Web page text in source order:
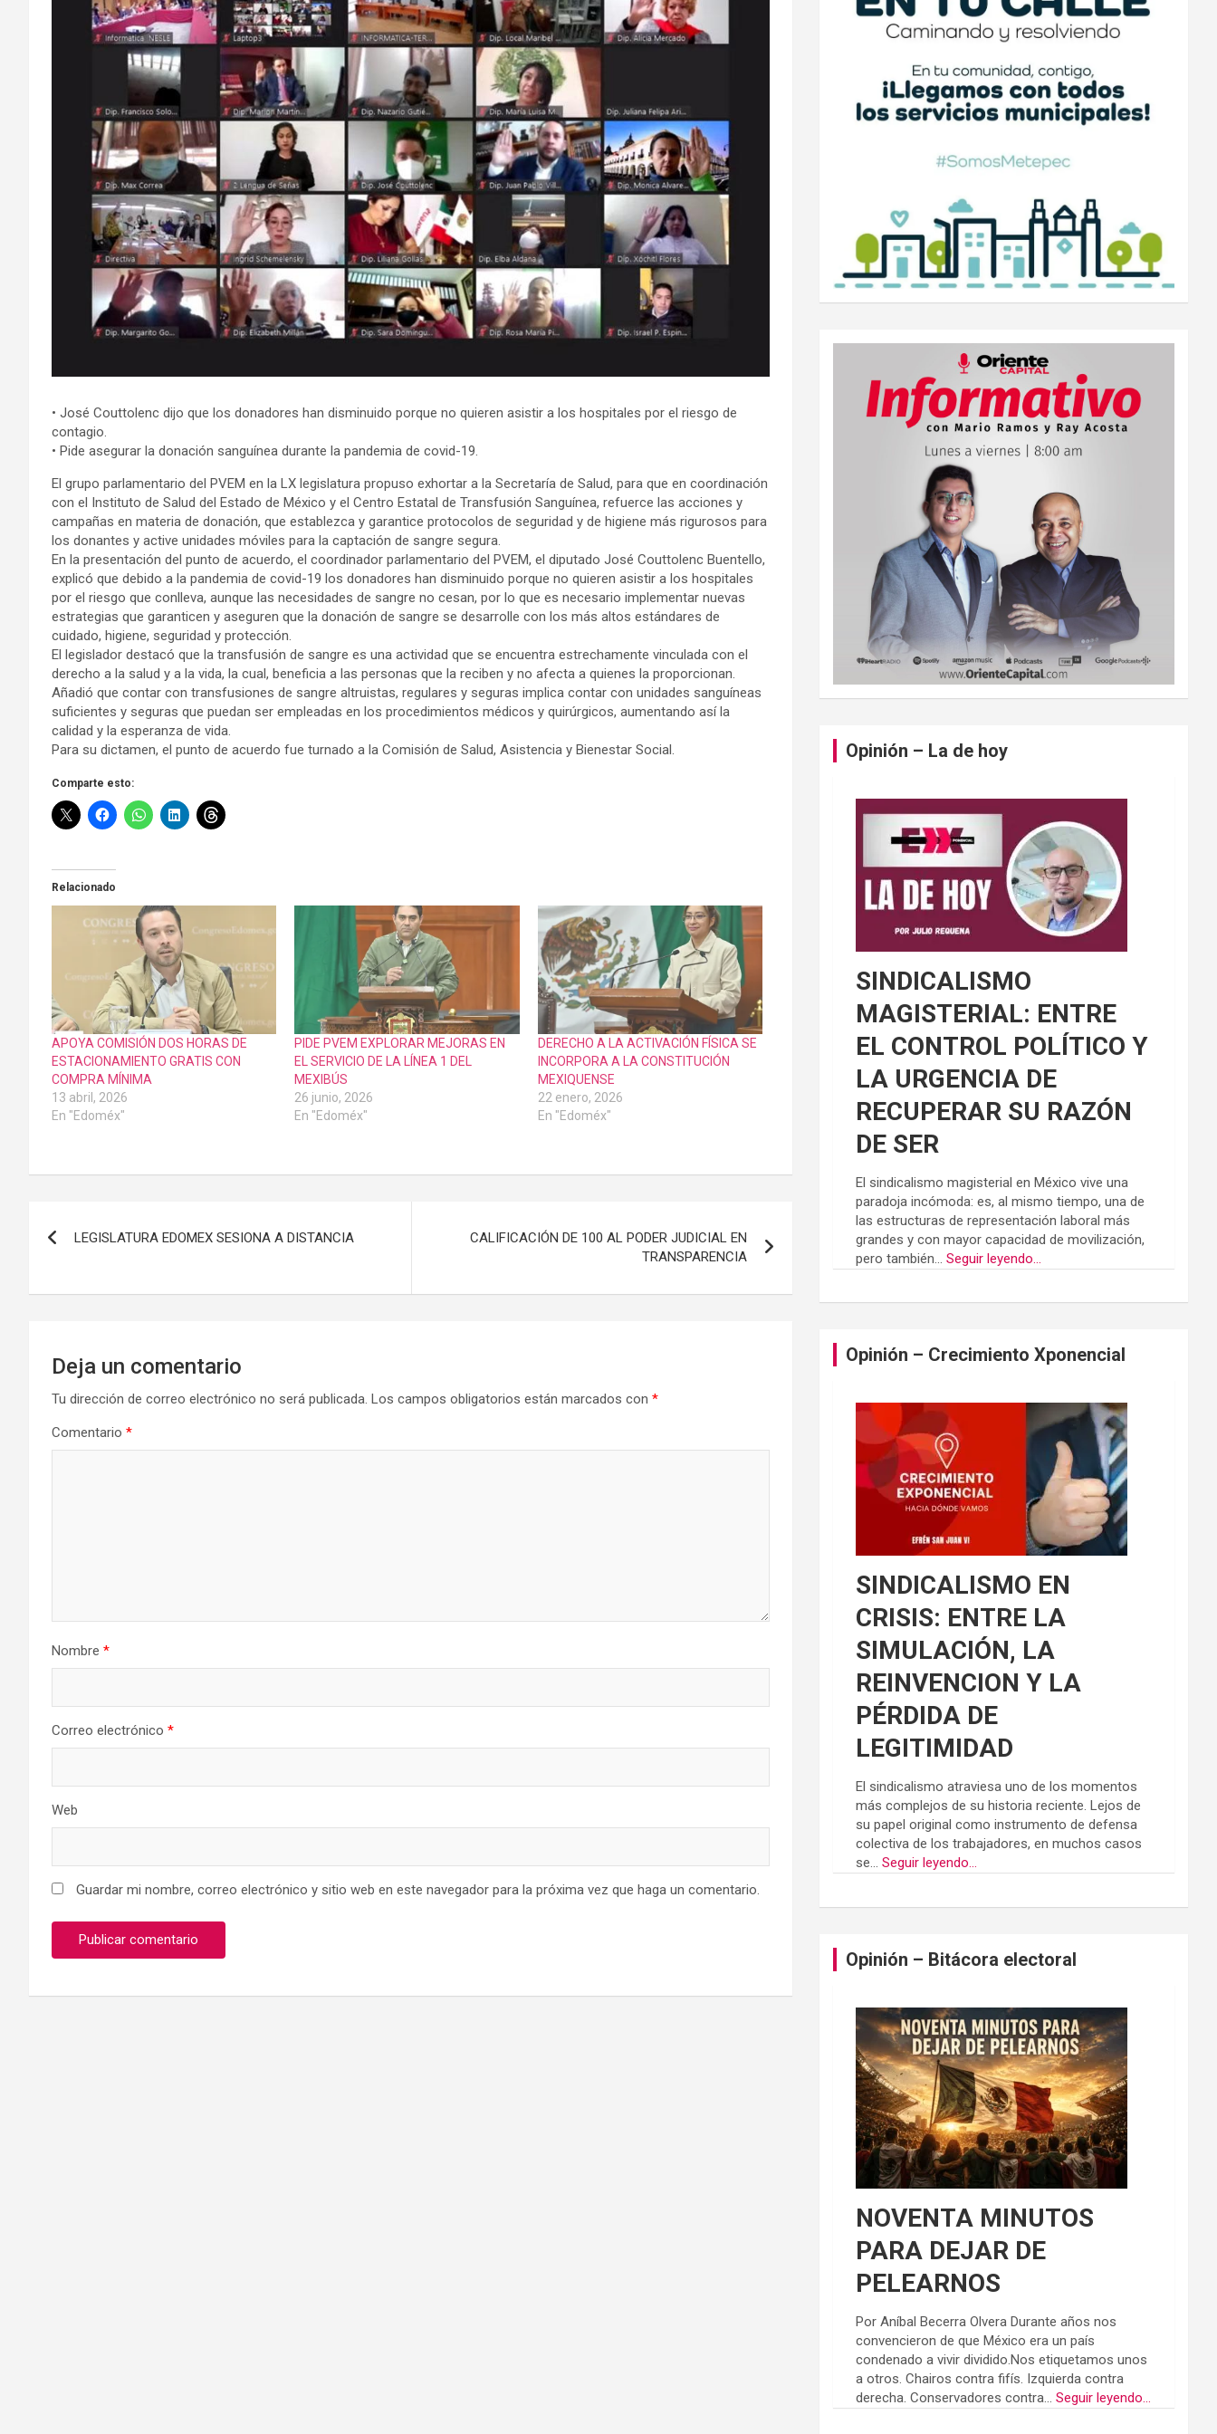
• José Couttolenc dijo que los donadores han disminuido porque no quieren asistir a los hospitales por el riesgo de
contagio.
• Pide asegurar la donación sanguínea durante la pandemia de covid-19.
El grupo parlamentario del PVEM en la LX legislatura propuso exhortar a la Secretaría de Salud, para que en coordinación
con el Instituto de Salud del Estado de México y el Centro Estatal de Transfusión Sanguínea, refuerce las acciones y
campañas en materia de donación, que establezca y garantice protocolos de seguridad y de higiene más rigurosos para
los donantes y active unidades móviles para la captación de sangre segura.
En la presentación del punto de acuerdo, el coordinador parlamentario del PVEM, el diputado José Couttolenc Buentello,
explicó que debido a la pandemia de covid-19 los donadores han disminuido porque no quieren asistir a los hospitales
por el riesgo que conlleva, aunque las necesidades de sangre no cesan, por lo que es necesario implementar nuevas
estrategias que garanticen y aseguren que la donación de sangre se desarrolle con los más altos estándares de
cuidado, higiene, seguridad y protección.
El legislador destacó que la transfusión de sangre es una actividad que se encuentra estrechamente vinculada con el
derecho a la salud y a la vida, la cual, beneficia a las personas que la reciben y no afecta a quienes la proporcionan.
Añadió que contar con transfusiones de sangre altruistas, regulares y seguras implica contar con unidades sanguíneas
suficientes y seguras que puedan ser empleadas en los procedimientos médicos y quirúrgicos, aumentando así la
calidad y la esperanza de vida.
Para su dictamen, el punto de acuerdo fue turnado a la Comisión de Salud, Asistencia y Bienestar Social.
Comparte esto:
Relacionado
APOYA COMISIÓN DOS HORAS DE
ESTACIONAMIENTO GRATIS CON
COMPRA MÍNIMA
13 abril, 2026
En "Edoméx"
PIDE PVEM EXPLORAR MEJORAS EN
EL SERVICIO DE LA LÍNEA 1 DEL
MEXIBÚS
26 junio, 2026
En "Edoméx"
DERECHO A LA ACTIVACIÓN FÍSICA SE
INCORPORA A LA CONSTITUCIÓN
MEXIQUENSE
22 enero, 2026
En "Edoméx"
de
entradas
LEGISLATURA EDOMEX SESIONA A DISTANCIA
CALIFICACIÓN DE 100 AL PODER JUDICIAL EN
TRANSPARENCIA
Deja un comentario
Tu dirección de correo electrónico no será publicada. Los campos obligatorios están marcados con *
Comentario *
Nombre *
Correo electrónico *
Web
Guardar mi nombre, correo electrónico y sitio web en este navegador para la próxima vez que haga un comentario.
Opinión – La de hoy
SINDICALISMO
MAGISTERIAL: ENTRE
EL CONTROL POLÍTICO Y
LA URGENCIA DE
RECUPERAR SU RAZÓN
DE SER
El sindicalismo magisterial en México vive una
paradoja incómoda: es, al mismo tiempo, una de
las estructuras de representación laboral más
grandes y con mayor capacidad de movilización,
pero también...Seguir leyendo...
Opinión – Crecimiento Xponencial
SINDICALISMO EN
CRISIS: ENTRE LA
SIMULACIÓN, LA
REINVENCION Y LA
PÉRDIDA DE
LEGITIMIDAD
El sindicalismo atraviesa uno de los momentos
más complejos de su historia reciente. Lejos de
su papel original como instrumento de defensa
colectiva de los trabajadores, en muchos casos
se...Seguir leyendo...
Opinión – Bitácora electoral
NOVENTA MINUTOS
PARA DEJAR DE
PELEARNOS
Por Aníbal Becerra Olvera Durante años nos
convencieron de que México era un país
condenado a vivir dividido.Nos etiquetamos unos
a otros. Chairos contra fifís. Izquierda contra
derecha. Conservadores contra...Seguir leyendo...